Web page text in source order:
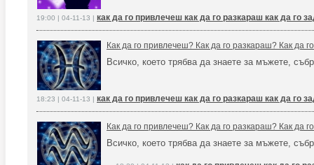
19:00 | 04-11-13 | как да го привлечеш как да го разкараш как да го
Как да го привлечеш? Как да го разкараш? Как да
Всичко, което трябва да знаете за мъжете,
18:23 | 04-11-13 | как да го привлечеш как да го разкараш как да го
Как да го привлечеш? Как да го разкараш? Как да
Всичко, което трябва да знаете за мъжете,